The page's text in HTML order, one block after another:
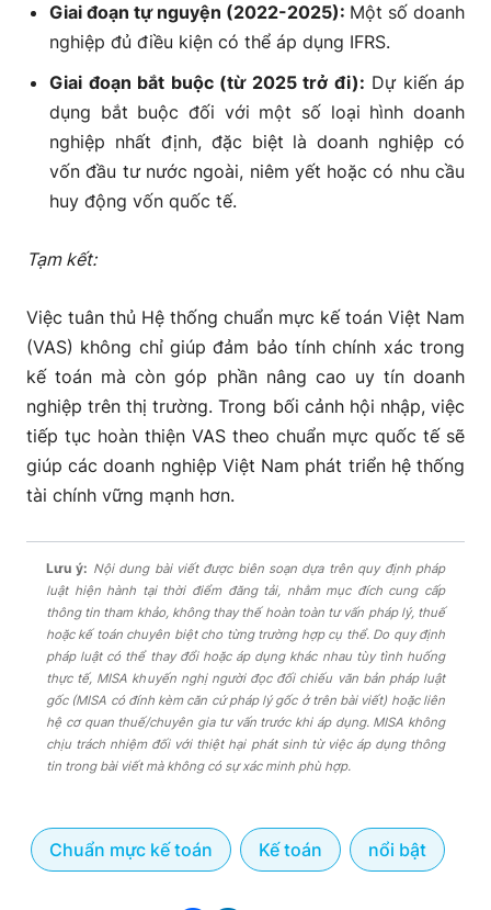
Giai đoạn tự nguyện (2022-2025): Một số doanh
nghiệp đủ điều kiện có thể áp dụng IFRS.
Giai đoạn bắt buộc (từ 2025 trở đi): Dự kiến áp
dụng bắt buộc đối với một số loại hình doanh
nghiệp nhất định, đặc biệt là doanh nghiệp có
vốn đầu tư nước ngoài, niêm yết hoặc có nhu cầu
huy động vốn quốc tế.
Tạm kết:
Việc tuân thủ Hệ thống chuẩn mực kế toán Việt Nam
(VAS) không chỉ giúp đảm bảo tính chính xác trong
kế toán mà còn góp phần nâng cao uy tín doanh
nghiệp trên thị trường. Trong bối cảnh hội nhập, việc
tiếp tục hoàn thiện VAS theo chuẩn mực quốc tế sẽ
giúp các doanh nghiệp Việt Nam phát triển hệ thống
tài chính vững mạnh hơn.
Lưu ý: Nội dung bài viết được biên soạn dựa trên quy định pháp
luật hiện hành tại thời điểm đăng tải, nhằm mục đích cung cấp
thông tin tham khảo, không thay thế hoàn toàn tư vấn pháp lý, thuế
hoặc kế toán chuyên biệt cho từng trường hợp cụ thể. Do quy định
pháp luật có thể thay đổi hoặc áp dụng khác nhau tùy tình huống
thực tế, MISA khuyến nghị người đọc đối chiếu văn bản pháp luật
gốc (MISA có đính kèm căn cứ pháp lý gốc ở trên bài viết) hoặc liên
hệ cơ quan thuế/chuyên gia tư vấn trước khi áp dụng. MISA không
chịu trách nhiệm đối với thiệt hại phát sinh từ việc áp dụng thông
tin trong bài viết mà không có sự xác minh phù hợp.
Chuẩn mực kế toán Kế toán nổi bật